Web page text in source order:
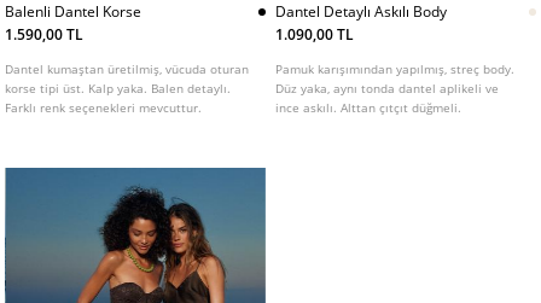
Balenli Dantel Korse
1.590,00 TL
Dantel kumaştan üretilmiş, vücuda oturan
korse tipi üst. Kalp yaka. Balen detaylı.
Farklı renk seçenekleri mevcuttur.
Dantel Detaylı Askılı Body
1.090,00 TL
Pamuk karışımından yapılmış, streç body.
Düz yaka, aynı tonda dantel aplikeli ve
ince askılı. Alttan çıtçıt düğmeli.